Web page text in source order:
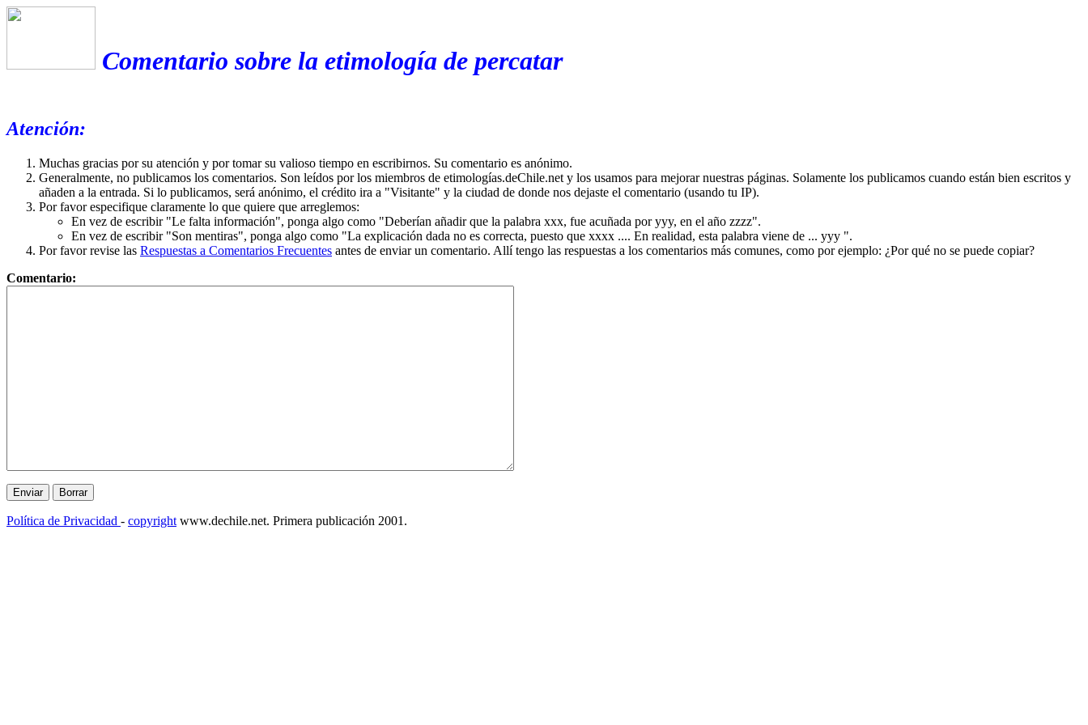
Comentario sobre la etimología de percatar
Atención:
Muchas gracias por su atención y por tomar su valioso tiempo en escribirnos. Su comentario es anónimo.
Generalmente, no publicamos los comentarios. Son leídos por los miembros de etimologías.deChile.net y los usamos para mejorar nuestras páginas. Solamente los publicamos cuando están bien escritos y
añaden a la entrada. Si lo publicamos, será anónimo, el crédito ira a "Visitante" y la ciudad de donde nos dejaste el comentario (usando tu IP).
Por favor especifique claramente lo que quiere que arreglemos:
En vez de escribir "Le falta información", ponga algo como "Deberían añadir que la palabra xxx, fue acuñada por yyy, en el año zzzz".
En vez de escribir "Son mentiras", ponga algo como "La explicación dada no es correcta, puesto que xxxx .... En realidad, esta palabra viene de ... yyy ".
Por favor revise las Respuestas a Comentarios Frecuentes antes de enviar un comentario. Allí tengo las respuestas a los comentarios más comunes, como por ejemplo: ¿Por qué no se puede copiar?
Comentario:
Política de Privacidad - copyright www.dechile.net. Primera publicación 2001.